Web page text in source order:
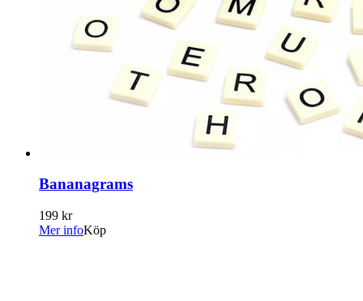
Bananagrams
199 kr
Mer infoKöp